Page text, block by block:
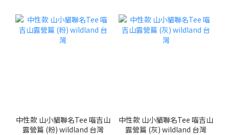
中性款 山小貓聯名Tee 喵吉山
露營篇 (粉) wildland 台灣
中性款 山小貓聯名Tee 喵吉山
露營篇 (灰) wildland 台灣